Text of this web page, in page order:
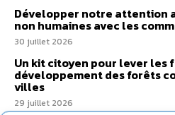
Développer notre attention
non humaines avec les
30 juillet 2026
Un kit citoyen pour lever les
développement des forêts
villes
29 juillet 2026